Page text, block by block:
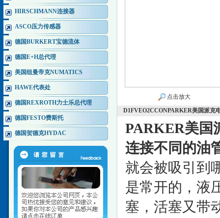
HIRSCHMANN连接器
ASCO压力传感器
德国BURKERT宝德流体
德国E+H总代理
美国纽曼帝克NUMATICS
HAWE代表处
德国REXROTH力士乐总代理
德国FESTO费斯托
德国贺德克HYDAC
点击放大
D1FVEO2CCONPARKER美国派克
PARKER美国
连接不同的油
就会被吸引到
是常开的，液
塞，活塞又带